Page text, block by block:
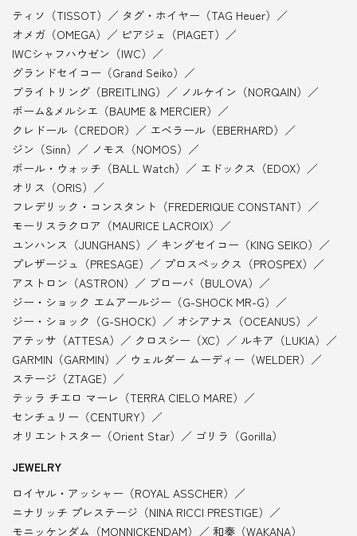
ティソ（TISSOT）
タグ・ホイヤー（TAG Heuer）
オメガ（OMEGA）
ピアジェ（PIAGET）
IWCシャフハウゼン（IWC）
グランドセイコー（Grand Seiko）
ブライトリング（BREITLING）
ノルケイン（NORQAIN）
ボーム&メルシエ（BAUME & MERCIER）
クレドール（CREDOR）
エベラール（EBERHARD）
ジン（Sinn）
ノモス（NOMOS）
ボール・ウォッチ（BALL Watch）
エドックス（EDOX）
オリス（ORIS）
フレデリック・コンスタント（FREDERIQUE CONSTANT）
モーリスラクロア（MAURICE LACROIX）
ユンハンス（JUNGHANS）
キングセイコー（KING SEIKO）
プレザージュ（PRESAGE）
プロスペックス（PROSPEX）
アストロン（ASTRON）
ブローバ（BULOVA）
ジー・ショック エムアールジー（G-SHOCK MR-G）
ジー・ショック（G-SHOCK）
オシアナス（OCEANUS）
アテッサ（ATTESA）
クロスシー（XC）
ルキア（LUKIA）
GARMIN（GARMIN）
ウェルダー ムーディー（WELDER）
ステージ（ZTAGE）
テッラ チエロ マーレ（TERRA CIELO MARE）
センチュリー（CENTURY）
オリエントスター（Orient Star）
ゴリラ（Gorilla）
JEWELRY
ロイヤル・アッシャー（ROYAL ASSCHER）
ニナリッチ プレステージ（NINA RICCI PRESTIGE）
モニッケンダム（MONNICKENDAM）
和奏（WAKANA）